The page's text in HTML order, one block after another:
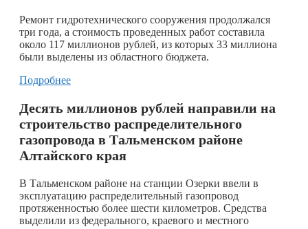
Ремонт гидротехнического сооружения продолжался
три года, а стоимость проведенных работ составила
около 117 миллионов рублей, из которых 33 миллиона
были выделены из областного бюджета.
Подробнее
Десять миллионов рублей направили на
строительство распределительного
газопровода в Тальменском районе
Алтайского края
В Тальменском районе на станции Озерки ввели в
эксплуатацию распределительный газопровод
протяженностью более шести километров. Средства
выделили из федерального, краевого и местного